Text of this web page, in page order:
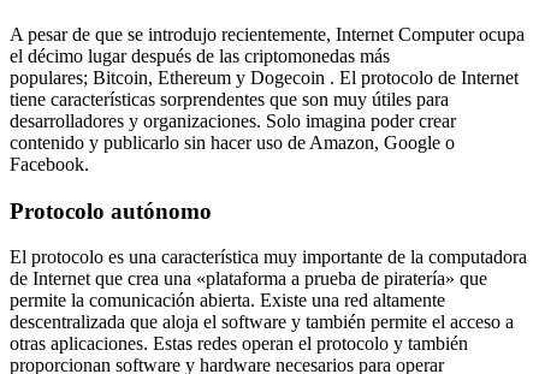
A pesar de que se introdujo recientemente, Internet Computer ocupa
el décimo lugar después de las criptomonedas más
populares; Bitcoin, Ethereum y Dogecoin . El protocolo de Internet
tiene características sorprendentes que son muy útiles para
desarrolladores y organizaciones. Solo imagina poder crear
contenido y publicarlo sin hacer uso de Amazon, Google o
Facebook.
Protocolo autónomo
El protocolo es una característica muy importante de la computadora
de Internet que crea una «plataforma a prueba de piratería» que
permite la comunicación abierta. Existe una red altamente
descentralizada que aloja el software y también permite el acceso a
otras aplicaciones. Estas redes operan el protocolo y también
proporcionan software y hardware necesarios para operar